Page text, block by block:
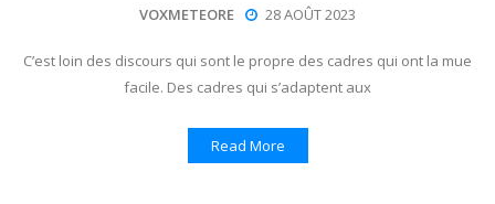
VOXMETEORE 28 AOÛT 2023
C’est loin des discours qui sont le propre des cadres qui ont la mue
facile. Des cadres qui s’adaptent aux
Read More